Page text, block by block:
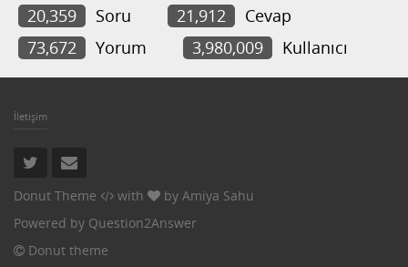
20,359 Soru 21,912
Cevap
73,672
Yorum 3,980,009 Kullanıcı
İletişim
Donut Theme with by Amiya Sahu
Powered by Question2Answer
Donut theme